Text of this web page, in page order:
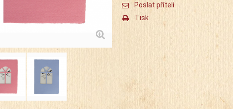
Poslat příteli
Tisk